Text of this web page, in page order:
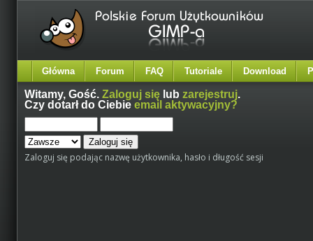
Główna Forum FAQ Tutoriale Download
Witamy, Gość. Zaloguj się lub zarejestruj.
Czy dotarł do Ciebie email aktywacyjny?
Zaloguj się podając nazwę użytkownika, hasło i długość sesji